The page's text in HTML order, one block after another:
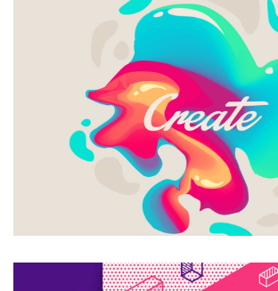
CREATIVE DESIGN
Photography